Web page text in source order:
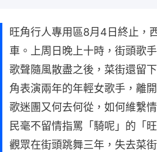
旺角行人專用區8月4日終止，
車。上周日晚上十時，街頭歌
歌聲隨風散盡之後，菜街還留
角表演兩年的年輕女歌手，離
歌迷團又何去何從，如何維繫
民毫不留情指罵「騎呢」的「
觀眾在街頭跳舞三年，失去菜